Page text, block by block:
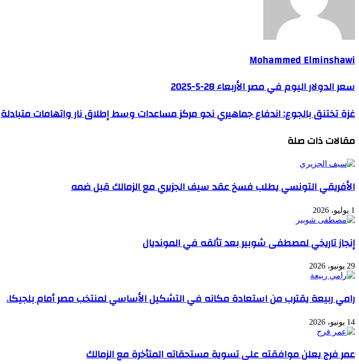
Mohammed Elminshawi
سعر الدولار اليوم في مصر الأربعاء 28-5-2025
غزة تختنق بالجوع: اندفاع جماهيري نحو مركز مساعدات وسط إطلاق نار واتهامات متبادلة
مقالات ذات صلة
الأفريقي التونسي يطلب فسخ عقد سيف الجزيري مع الزمالك قبل ضمه
1 يوليو، 2026
إنجاز تاريخي لمصطفى شوبير بعد تألقه في المونديال
29 يونيو، 2026
رامي ربيعة يقترب من استعادة مكانه في التشكيل الأساسي لمنتخب مصر أمام بلجيكا.
14 يونيو، 2026
عمر فرج يعلن موافقته على تسوية مستحقاته المتأخرة مع الزمالك